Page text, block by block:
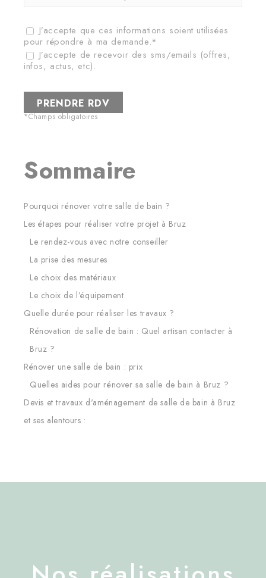
J’accepte que ces informations soient utilisées
pour répondre à ma demande.*
J’accepte de recevoir des sms/emails (offres,
infos, actus, etc).
*Champs obligatoires
Sommaire
Pourquoi rénover votre salle de bain ?
Les étapes pour réaliser votre projet à Bruz
Le rendez-vous avec notre conseiller
La prise des mesures
Le choix des matériaux
Le choix de l’équipement
Quelle durée pour réaliser les travaux ?
Rénovation de salle de bain : Quel artisan contacter à
Bruz ?
Rénover une salle de bain : prix
Quelles aides pour rénover sa salle de bain à Bruz ?
Devis et travaux d'aménagement de salle de bain à Bruz
et ses alentours :